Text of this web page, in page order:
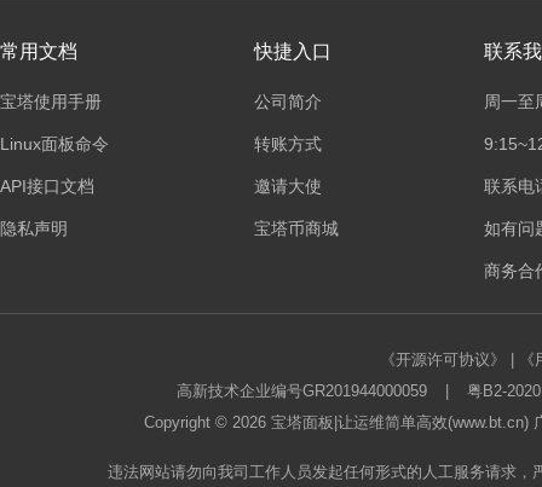
常用文档
宝塔使用手册
Linux面板命令
API接口文档
隐私声明
快捷入口
公司简介
转账方式
邀请大使
宝塔币商城
联系
周一至
联系电
如有问
商务合
《开源许可协议》
高新技术企业编号GR201944000059
粤B2-
Copyright © 2026 宝塔面板 |让运维简单高效
违法网站请勿向我司工作人员发起任何形式的人工服务请求，